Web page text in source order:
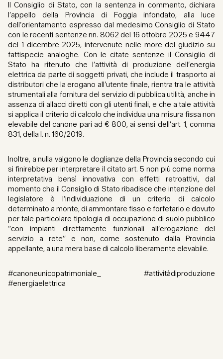
Il Consiglio di Stato, con la sentenza in commento, dichiara
l’appello della Provincia di Foggia infondato, alla luce
dell’orientamento espresso dal medesimo Consiglio di Stato
con le recenti sentenze nn. 8062 del 16 ottobre 2025 e 9447
del 1 dicembre 2025, intervenute nelle more del giudizio su
fattispecie analoghe. Con le citate sentenze il Consiglio di
Stato ha ritenuto che l’attività di produzione dell’energia
elettrica da parte di soggetti privati, che include il trasporto ai
distributori che la erogano all’utente finale, rientra tra le attività
strumentali alla fornitura del servizio di pubblica utilità, anche in
assenza di allacci diretti con gli utenti finali, e che a tale attività
si applica il criterio di calcolo che individua una misura fissa non
elevabile del canone pari ad € 800, ai sensi dell’art. 1, comma
831, della l. n. 160/2019.
Inoltre, a nulla valgono le doglianze della Provincia secondo cui
si finirebbe per interpretare il citato art. 5 non più come norma
interpretativa bensì innovativa con effetti retroattivi, dal
momento che il Consiglio di Stato ribadisce che intenzione del
legislatore è l’individuazione di un criterio di calcolo
determinato a monte, di ammontare fisso e forfetario e dovuto
per tale particolare tipologia di occupazione di suolo pubblico
“con impianti direttamente funzionali all’erogazione del
servizio a rete” e non, come sostenuto dalla Provincia
appellante, a una mera base di calcolo liberamente elevabile.
#canoneunicopatrimoniale_ #attivitàdiproduzione
#energiaelettrica